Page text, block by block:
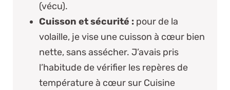
(vécu).
Cuisson et sécurité : pour de la
volaille, je vise une cuisson à cœur bien
nette, sans assécher. J’avais pris
l’habitude de vérifier les repères de
température à cœur sur Cuisine